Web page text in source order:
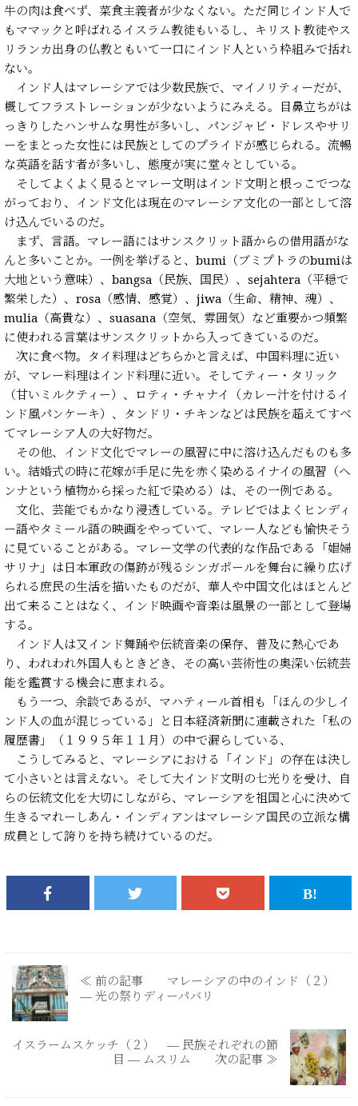
牛の肉は食べず、菜食主義者が少なくない。ただ同じインド人で
もママックと呼ばれるイスラム教徒もいるし、キリスト教徒やス
リランカ出身の仏教ともいて一口にインド人という枠組みで括れ
ない。
インド人はマレーシアでは少数民族で、マイノリティーだが、
概してフラストレーションが少ないようにみえる。目鼻立ちがは
っきりしたハンサムな男性が多いし、パンジャビ・ドレスやサリ
ーをまとった女性には民族としてのプライドが感じられる。流暢
な英語を話す者が多いし、態度が実に堂々としている。
そしてよくよく見るとマレー文明はインド文明と根っこでつな
がっており、インド文化は現在のマレーシア文化の一部として溶
け込んでいるのだ。
まず、言語。マレー語にはサンスクリット語からの借用語がな
んと多いことか。一例を挙げると、bumi（ブミプトラのbumiは
大地という意味）、bangsa（民族、国民）、sejahtera（平穏で
繁栄した）、rosa（感情、感覚）、jiwa（生命、精神、魂）、
mulia（高貴な）、suasana（空気、雰囲気）など重要かつ頻繁
に使われる言葉はサンスクリットから入ってきているのだ。
次に食べ物。タイ料理はどちらかと言えば、中国料理に近い
が、マレー料理はインド料理に近い。そしてティー・タリック
（甘いミルクティー）、ロティ・チャナイ（カレー汁を付けるイ
ンド風パンケーキ）、タンドリ・チキンなどは民族を超えてすべ
てマレーシア人の大好物だ。
その他、インド文化でマレーの風習に中に溶け込んだものも多
い。結婚式の時に花嫁が手足に先を赤く染めるイナイの風習（ヘ
ンナという植物から採った紅で染める）は、その一例である。
文化、芸能でもかなり浸透している。テレビではよくヒンディ
ー語やタミール語の映画をやっていて、マレー人なども愉快そう
に見ていることがある。マレー文学の代表的な作品である「娼婦
サリナ」は日本軍政の傷跡が残るシンガポールを舞台に繰り広げ
られる庶民の生活を描いたものだが、華人や中国文化はほとんど
出て来ることはなく、インド映画や音楽は風景の一部として登場
する。
インド人は又インド舞踊や伝統音楽の保存、普及に熱心であ
り、われわれ外国人もときどき、その高い芸術性の奥深い伝統芸
能を鑑賞する機会に恵まれる。
もう一つ、余談であるが、マハティール首相も「ほんの少しイ
ンド人の血が混じっている」と日本経済新聞に連載された「私の
履歴書」（１９９５年１１月）の中で漏らしている、
こうしてみると、マレーシアにおける「インド」の存在は決し
て小さいとは言えない。そして大インド文明の七光りを受け、自
らの伝統文化を大切にしながら、マレーシアを祖国と心に決めて
生きるマれーしあん・インディアンはマレーシア国民の立派な構
成員として誇りを持ち続けているのだ。
≪ 前の記事 マレーシアの中のインド（２）
― 光の祭りディーパバリ
イスラームスケッチ（２） ― 民族それぞれの節
目 ― ムスリム 次の記事 ≫